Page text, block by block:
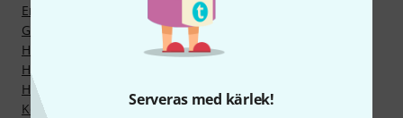
Serveras med kärlek!
Enkelpedaler
Golvpukor
Hihatstativ
Hängpukor
Hårdvaruset
Komplett trumset